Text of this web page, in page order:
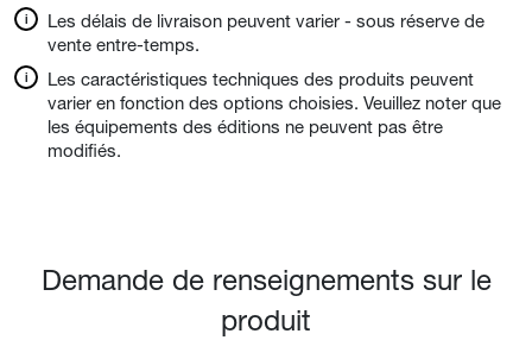
Les délais de livraison peuvent varier - sous réserve de
vente entre-temps.
Les caractéristiques techniques des produits peuvent
varier en fonction des options choisies. Veuillez noter que
les équipements des éditions ne peuvent pas être
modifiés.
Demande de renseignements sur le
produit